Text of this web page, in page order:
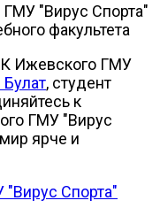
"Вирус Спорта"
факультета
Ижевского ГМУ
, студент
к
ГМУ "Вирус
ярче и
Спорта"